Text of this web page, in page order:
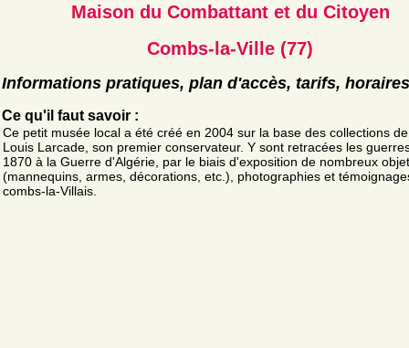
Maison du Combattant et du Citoyen
Combs-la-Ville (77)
Informations pratiques, plan d'accès, tarifs, horaires
Ce qu'il faut savoir :
Ce petit musée local a été créé en 2004 sur la base des collections
Louis Larcade, son premier conservateur. Y sont retracées les
1870 à la Guerre d'Algérie, par le biais d'exposition de nombreux
(mannequins, armes, décorations, etc.), photographies et
combs-la-Villais.